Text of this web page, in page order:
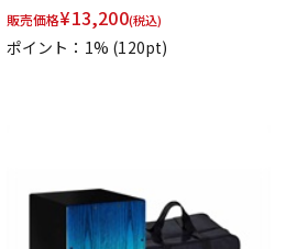
販売価格¥13,200(税込)
ポイント：1% (120pt)